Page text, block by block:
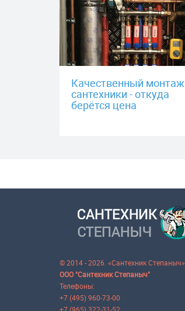
Качественный монтаж
сантехники - откуда
берётся цена
© 2014 - 2026. «Сантехник Степаныч».
ООО "Сантехник Степаныч"
Телефоны:
+7 (495) 960-73-00